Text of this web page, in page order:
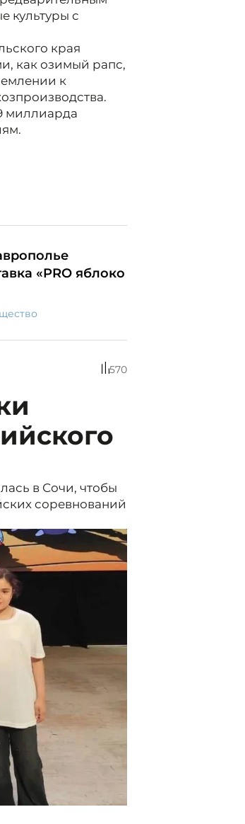
культуры с
края
как озимый рапс,
к
миллиарда
«PRO яблоко
570
в Сочи, чтобы
соревнований